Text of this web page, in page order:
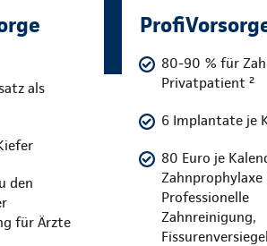
als
den
für Ärzte
80-90 % für
Privatpatient ²
6 Implantate je
80 Euro je
Zahnprophylaxe
Professionelle
Zahnreinigung,